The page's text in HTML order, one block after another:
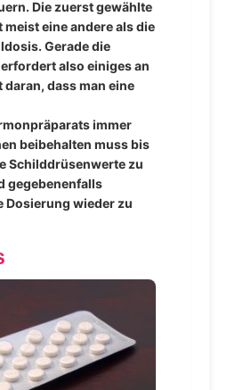
Die zuerst gewählte
eine andere als die
Gerade die
also einiges an
daran, dass man eine
immer
beibehalten muss bis
Schilddrüsenwerte zu
gegebenenfalls
Dosierung wieder zu